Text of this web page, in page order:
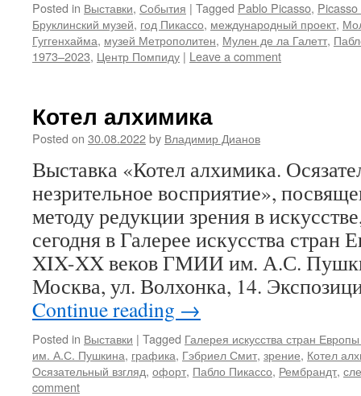
Posted in Выставки, События | Tagged Pablo Picasso,
Бруклинский музей, год Пикассо, международный проект,
Гуггенхайма, музей Метрополитен, Мулен де ла Галетт,
1973–2023, Центр Помпиду | Leave a comment
Котел алхимика
Posted on 30.08.2022by Владимир Дианов
Выставка «Котел алхимика.
незрительное восприятие»,
методу редукции зрения в
сегодня в Галерее искусства
XIX-XX веков ГМИИ им. А.С.
Москва, ул. Волхонка, 14.
Continue reading →
Posted in Выставки | Tagged Галерея искусства стран
им. А.С. Пушкина, графика, Гэбриел Смит, зрение, Котел
Осязательный взгляд, офорт, Пабло Пикассо, Рембрандт,
comment